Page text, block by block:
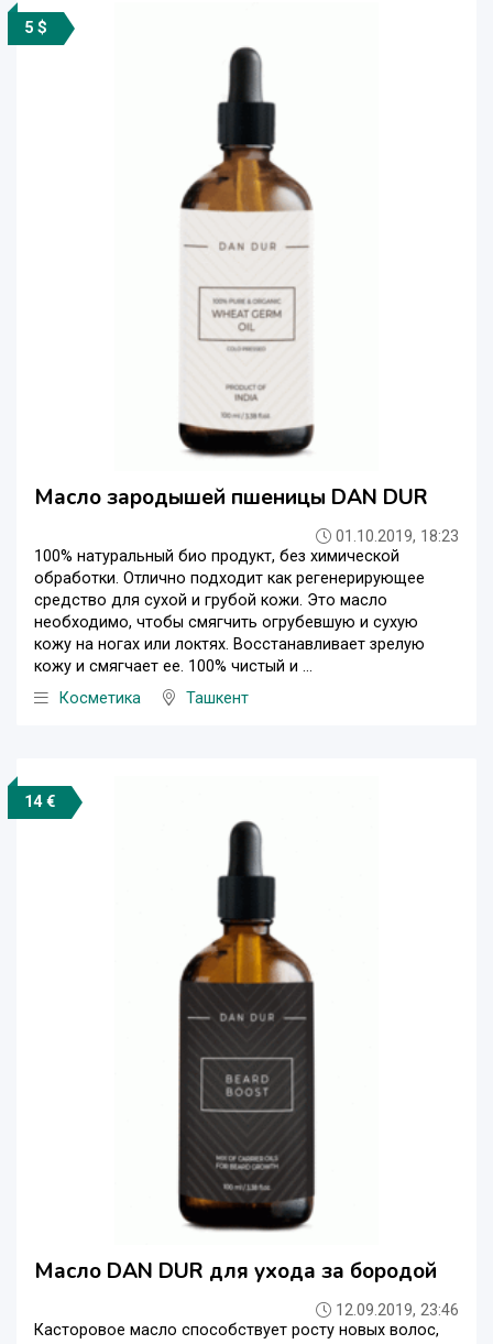
5 $
Масло зародышей пшеницы DAN DUR
01.10.2019, 18:23
100% натуральный био продукт, без химической
обработки. Отлично подходит как регенерирующее
средство для сухой и грубой кожи. Это масло
необходимо, чтобы смягчить огрубевшую и сухую
кожу на ногах или локтях. Восстанавливает зрелую
кожу и смягчает ее. 100% чистый и ...
Косметика
Ташкент
14 €
Масло DAN DUR для ухода за бородой
12.09.2019, 23:46
Касторовое масло способствует росту новых волос,